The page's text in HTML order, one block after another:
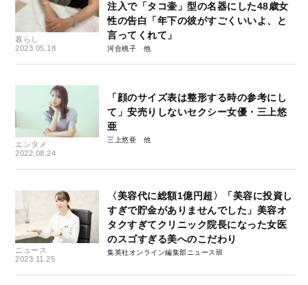
暮らし
2023.05.18
注入で「タコ壷」型の名器にした48歳女
性の告白「年下の彼がすごくいいよ、と
言ってくれて」
河合桃子
エンタメ
2022.08.24
「顔のサイズ表は整形する時の参考にし
て」安売りしないセクシー女優・三上悠
亜
三上悠亜
ニュース
2023.11.25
〈美容代に総額1億円超〉「美容に投資し
すぎで貯金がありませんでした」美容オ
タクすぎてクリニック院長になった女医
のスゴすぎる美へのこだわり
集英社オンライン編集部ニュース班